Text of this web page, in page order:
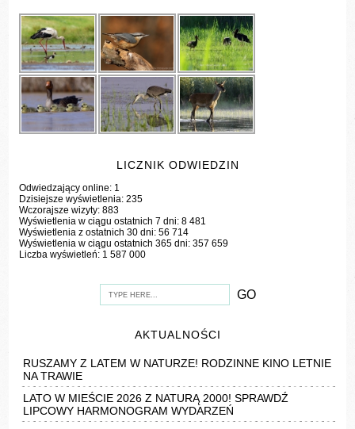
LICZNIK ODWIEDZIN
Odwiedzający online: 1
Dzisiejsze wyświetlenia:235
Wczorajsze wizyty:883
Wyświetlenia w ciągu ostatnich 7 dni:8 481
Wyświetlenia z ostatnich 30 dni:56 714
Wyświetlenia w ciągu ostatnich 365 dni:357 659
Liczba wyświetleń: 1 587 000
AKTUALNOŚCI
RUSZAMY Z LATEM W NATURZE! RODZINNE KINO LETNIE
NA TRAWIE
LATO W MIEŚCIE 2026 Z NATURĄ 2000! SPRAWDŹ
LIPCOWY HARMONOGRAM WYDARZEŃ